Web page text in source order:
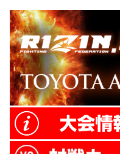
う！
り 公開計
ー級タイ
イドゥラ